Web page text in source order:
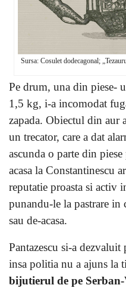
Sursa: Cosulet dodecagonal;
Pe drum, una din piese-
1,5 kg, i-a incomodat
zapada. Obiectul din aur
un trecator, care a dat
ascunda o parte din
acasa la Constantinescu
reputatie proasta si activ
punandu-le la pastrare in
sau de-acasa.
Pantazescu si-a dezvaluit
insa politia nu a ajuns la
bijutierul de pe Serban-